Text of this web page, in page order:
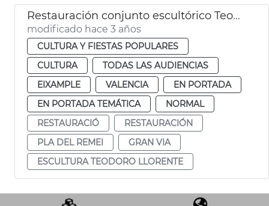
Restauración conjunto escultórico Teodoro Llorente
modificado hace 3 años
CULTURA Y FIESTAS POPULARES
CULTURA
TODAS LAS AUDIENCIAS
EIXAMPLE
VALENCIA
EN PORTADA
EN PORTADA TEMÁTICA
NORMAL
RESTAURACIÓ
RESTAURACIÓN
PLA DEL REMEI
GRAN VIA
ESCULTURA TEODORO LLORENTE